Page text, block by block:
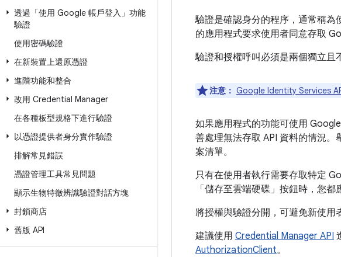
透過「使用 Google 帳戶登入」功能
驗證
使用密碼驗證
在新裝置上還原憑證
進階功能和整合
改用 Credential Manager
在各種板型規格下進行驗證
以憑證提供者身分實作驗證
排解常見錯誤
憑證管理工具常見問題
顯示生物特徵辨識驗證對話方塊
封鎖商店
舊版 API
驗證是確認身分的程序，通常稱為
的應用程式要求使用者同意存取
驗證和授權呼叫必須是兩個獨立且
注意： Google Identity Services
如果應用程式的功能可使用
善處理無法存取 API 資料的情況
案清單。
只有在使用者執行需要存取特定
「儲存至雲端硬碟」 按鈕時，您都
將授權與驗證分開，可避免新使用
建議使用 Credential Manager API
AuthorizationClient。